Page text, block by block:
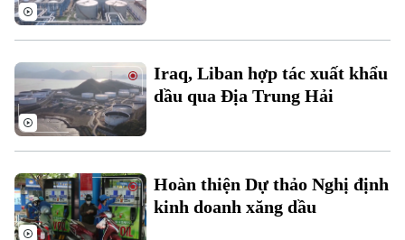
Xu hướng
Iraq, Liban hợp tác xuất khẩu
dầu qua Địa Trung Hải
Hoàn thiện Dự thảo Nghị định
kinh doanh xăng dầu